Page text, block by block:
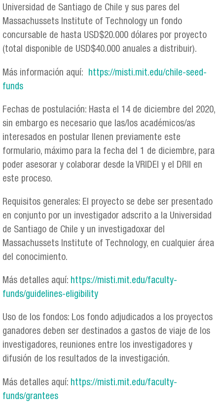
Universidad de Santiago de Chile y sus pares del
Massachussets Institute of Technology un fondo
concursable de hasta USD$20.000 dólares por proyecto
(total disponible de USD$40.000 anuales a distribuir).
Más información aquí:
https://misti.mit.edu/chile-seed-
funds
Fechas de postulación: Hasta el 14 de diciembre del 2020,
sin embargo es necesario que las/los académicos/as
interesados en postular llenen previamente este
formulario, máximo para la fecha del 1 de diciembre, para
poder asesorar y colaborar desde la VRIDEI y el DRII en
este proceso.
Requisitos generales: El proyecto se debe ser presentado
en conjunto por un investigador adscrito a la Universidad
de Santiago de Chile y un investigadoxar del
Massachussets Institute of Technology, en cualquier área
del conocimiento.
Más detalles aquí: https://misti.mit.edu/faculty-
funds/guidelines-eligibility
Uso de los fondos: Los fondo adjudicados a los proyectos
ganadores deben ser destinados a gastos de viaje de los
investigadores, reuniones entre los investigadores y
difusión de los resultados de la investigación.
Más detalles aquí: https://misti.mit.edu/faculty-
funds/grantees